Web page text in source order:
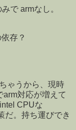
で armなし。
存？
ゃうから、現時
arm対応が増えて
CPUな
だ。持ち運びでき